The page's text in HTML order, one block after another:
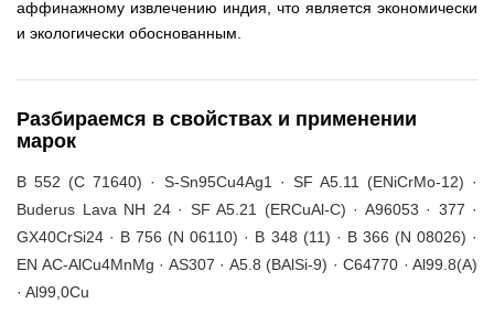
аффинажному извлечению индия, что является экономически
и экологически обоснованным.
Разбираемся в свойствах и применении
марок
B 552 (C 71640) · S-Sn95Cu4Ag1 · SF A5.11 (ENiCrMo-12) ·
Buderus Lava NH 24 · SF A5.21 (ERCuAl-C) · A96053 · 377 ·
GX40CrSi24 · B 756 (N 06110) · B 348 (11) · B 366 (N 08026) ·
EN AC-AlCu4MnMg · AS307 · A5.8 (BAlSi-9) · C64770 · Al99.8(A)
· Al99,0Cu